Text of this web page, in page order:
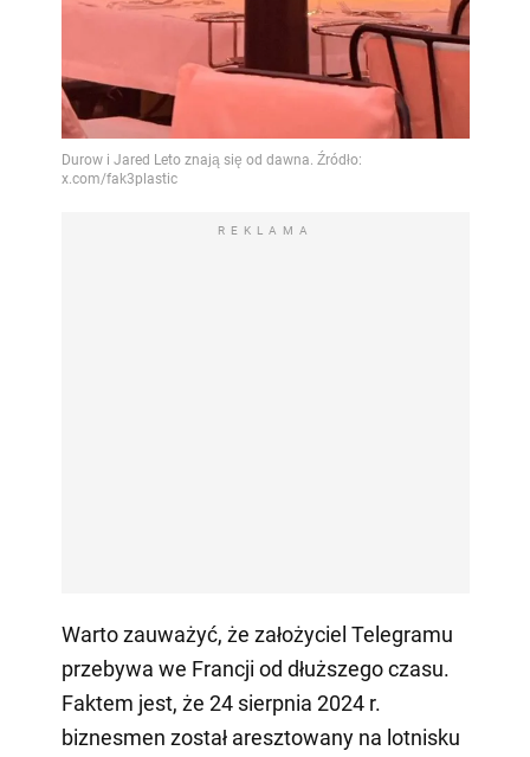
REKLAMA
Warto zauważyć, że założyciel Telegramu
przebywa we Francji od dłuższego czasu.
Faktem jest, że 24 sierpnia 2024 r.
biznesmen został aresztowany na lotnisku